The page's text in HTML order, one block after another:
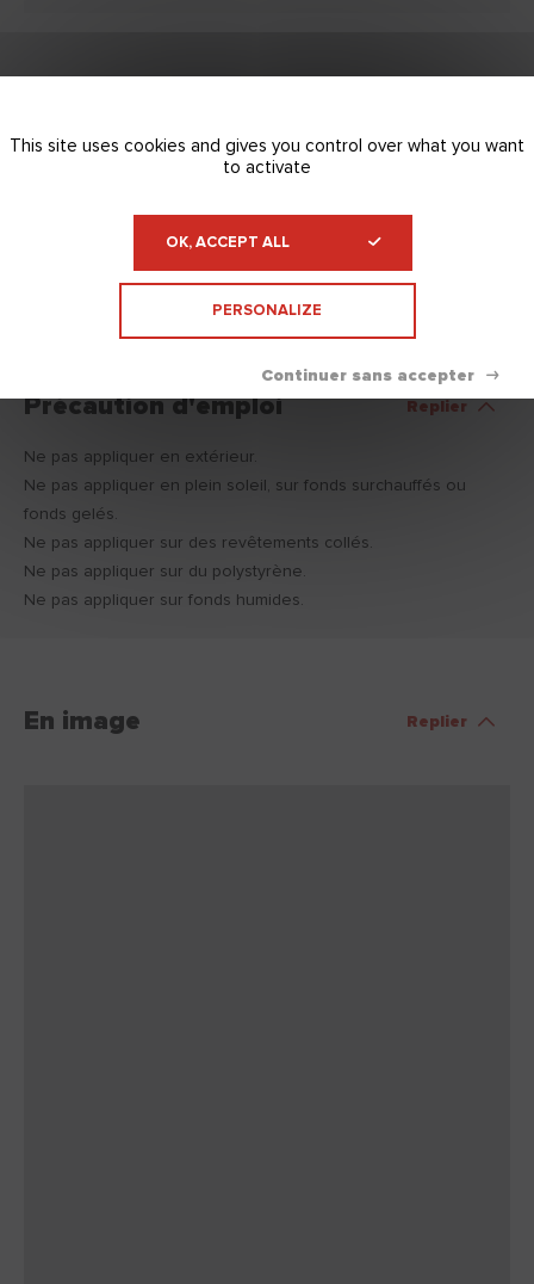
- carreau de plâtre."
Précaution d'emploi Replier
Ne pas appliquer en extérieur.
Ne pas appliquer en plein soleil, sur fonds surchauffés ou
fonds gelés.
Ne pas appliquer sur des revêtements collés.
Ne pas appliquer sur du polystyrène.
Ne pas appliquer sur fonds humides.
En image Replier
This site uses cookies and gives you control over what you want
to activate
OK, ACCEPT ALL
PERSONALIZE